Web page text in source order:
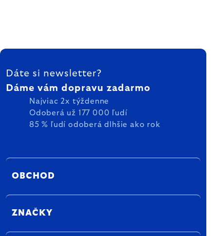
ZÁPÄTIE
Dáte si newsletter?
Dáme vám dopravu zadarmo
Najviac 2x týždenne
Odoberá už 177 000 ľudí
85 % ľudí odoberá dlhšie ako rok
OBCHOD
ZNAČKY